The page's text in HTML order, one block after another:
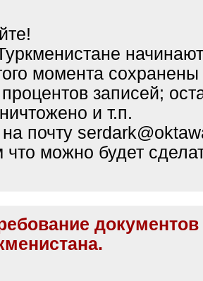
момента сохранены
записей;
и т.п.
почту
что можно будет
документов